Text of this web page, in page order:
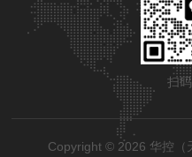
扫
Copyright © 2026 华控（